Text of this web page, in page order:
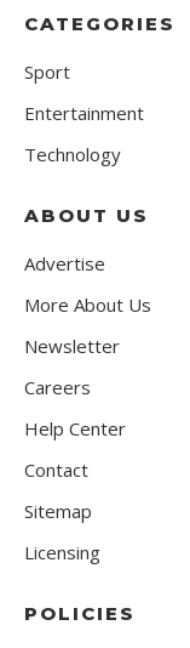
CATEGORIES
Sport
Entertainment
Technology
ABOUT US
Advertise
More About Us
Newsletter
Careers
Help Center
Contact
Sitemap
Licensing
POLICIES